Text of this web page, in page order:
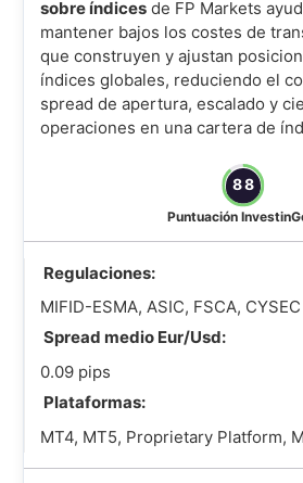
sobre índicesde FP Markets
mantener bajos los costes de
que construyen y ajustan
índices globales, reduciendo el
spread de apertura, escalado y
operaciones en una cartera de
88
Puntuación
Regulaciones:
MIFID-ESMA, ASIC, FSCA, CYSEC
Spread medio Eur/Usd:
0.09 pips
Plataformas:
MT4, MT5, Proprietary Platform,